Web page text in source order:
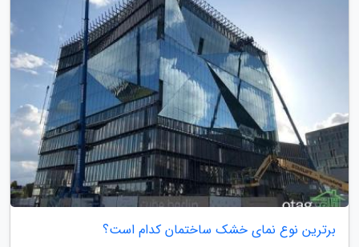
برترین نوع نمای خشک ساختمان کدام است؟